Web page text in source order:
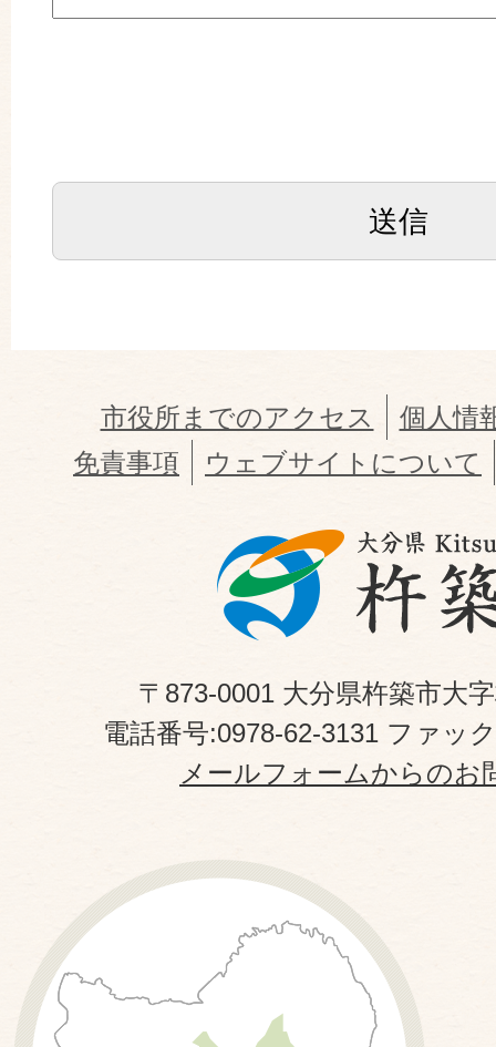
市役所までのアクセス
個人情
免責事項
ウェブサイトについて
〒873-0001 大分県杵築市大
電話番号:0978-62-3131 ファッ
メールフォームからのお